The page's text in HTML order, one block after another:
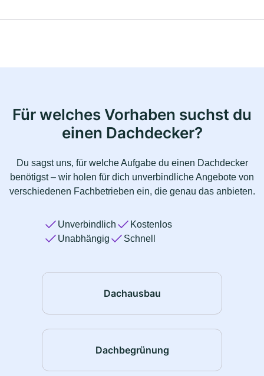
Für welches Vorhaben suchst du
einen Dachdecker?
Du sagst uns, für welche Aufgabe du einen Dachdecker
benötigst – wir holen für dich unverbindliche Angebote von
verschiedenen Fachbetrieben ein, die genau das anbieten.
Unverbindlich
Kostenlos
Unabhängig
Schnell
Dachausbau
Dachbegrünung